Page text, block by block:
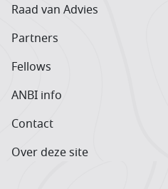
Raad van Advies
Partners
Fellows
ANBI info
Contact
Over deze site